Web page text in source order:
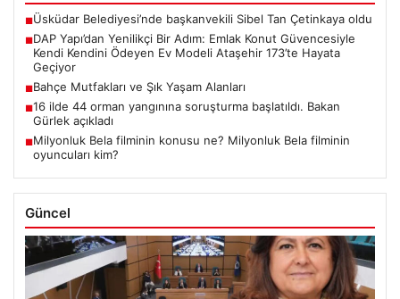
■Üsküdar Belediyesi’nde başkanvekili Sibel Tan Çetinkaya oldu
■DAP Yapı’dan Yenilikçi Bir Adım: Emlak Konut Güvencesiyle
Kendi Kendini Ödeyen Ev Modeli Ataşehir 173’te Hayata
Geçiyor
■Bahçe Mutfakları ve Şık Yaşam Alanları
■16 ilde 44 orman yangınına soruşturma başlatıldı. Bakan
Gürlek açıkladı
■Milyonluk Bela filminin konusu ne? Milyonluk Bela filminin
oyuncuları kim?
Güncel